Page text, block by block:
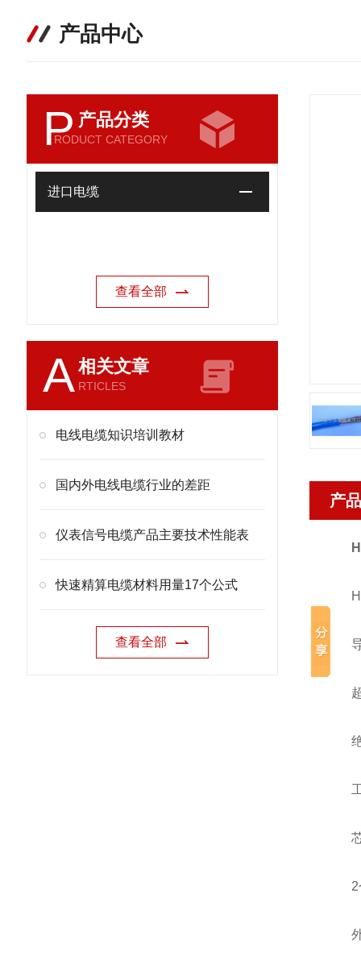
产品中心
P 产品分类
RODUCT CATEGORY
进口电缆
查看全部
A相关文章
RTICLES
电线电缆知识培训教材
国内外电线电缆行业的差距
仪表信号电缆产品主要技术性能表
快速精算电缆材料用量17个公式
查看全部
产
导
超
绝
工
芯
2个
外